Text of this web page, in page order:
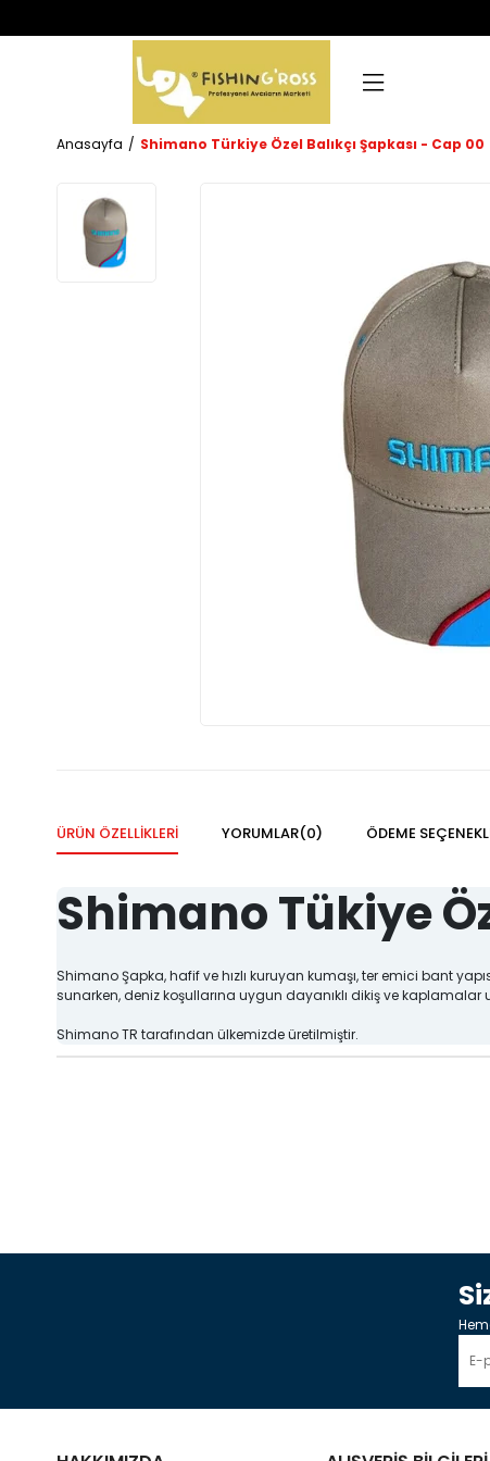
Anasayfa Shimano Türkiye Özel Balıkçı Şapkası - Cap 00
ÜRÜN ÖZELLIKLERI YORUMLAR(0) ÖDEME
Shimano Tükiye
Shimano Şapka, hafif ve hızlı kuruyan kumaşı, ter emici bant
sunarken, deniz koşullarına uygun dayanıklı dikiş ve kaplamalar
Shimano TR tarafından ülkemizde üretilmiştir.